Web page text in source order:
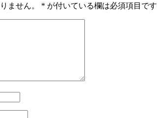
ません。 * が付いている欄は必須項目です